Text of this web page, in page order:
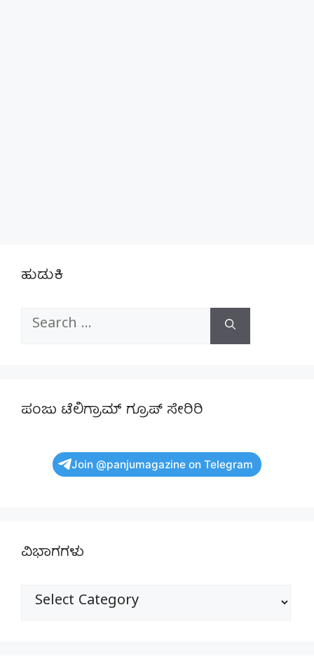
ಹುಡುಕಿ
Search
ಪಂಜು ಟೆಲಿಗ್ರಾಮ್ ಗ್ರೂಪ್ ಸೇರಿರಿ
Join @panjumagazine on Telegram
ವಿಭಾಗಗಳು
ವಿಭಾಗಗಳು